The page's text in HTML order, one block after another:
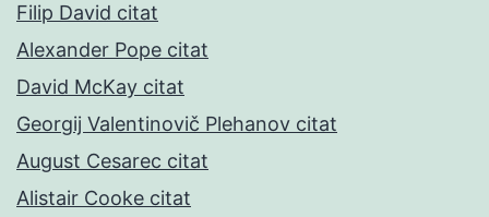
Filip David citat
Alexander Pope citat
David McKay citat
Georgij Valentinovič Plehanov citat
August Cesarec citat
Alistair Cooke citat